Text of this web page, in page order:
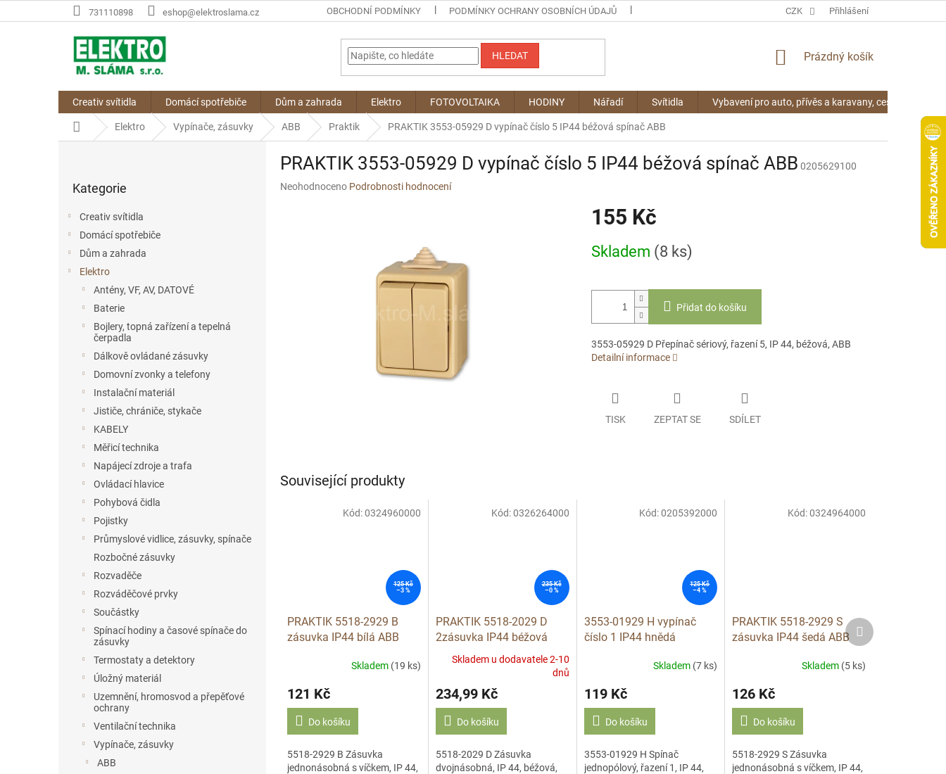
na
731110898 eshop@elektroslama.cz OBCHODNÍ PODMÍNKY PODMÍNKY OCHRANY OSOBNÍCH ÚDAJŮ CZK Přihlášení
HLEDAT
NÁKUPNÍ
Prázdný košík
Creativ svítidla Domácí spotřebiče Dům a zahrada Elektro FOTOVOLTAIKA HODINY Nářadí Svítidla Vybavení pro auto, přívěs a karavany, cestování
Domů Elektro Vypínače, zásuvky ABB Praktik PRAKTIK 3553-05929 D vypínač číslo 5 IP44 béžová spínač ABB
kategorie
Kategorie
Creativ svítidla
Domácí spotřebiče
Dům a zahrada
Elektro
Antény, VF, AV, DATOVÉ
Baterie
Bojlery, topná zařízení a tepelná
čerpadla
Dálkově ovládané zásuvky
Domovní zvonky a telefony
Instalační materiál
Jističe, chrániče, stykače
KABELY
Měřicí technika
Napájecí zdroje a trafa
Ovládací hlavice
Pohybová čidla
Pojistky
Průmyslové vidlice, zásuvky, spínače
Rozbočné zásuvky
Rozvaděče
Rozváděčové prvky
Součástky
Spínací hodiny a časové spínače do
zásuvky
Termostaty a detektory
Úložný materiál
Uzemnění, hromosvod a přepěťové
ochrany
Ventilační technika
Vypínače, zásuvky
ABB
PRAKTIK 3553-05929 D vypínač číslo 5 IP44 béžová spínač ABB 0205629100
Průměrné
Neohodnoceno Podrobnosti hodnocení
155 Kč
cena:
Skladem (8 ks)
Přidat do košíku
3553-05929 D Přepínač sériový, řazení 5, IP 44, béžová, ABB
Detailní informace
TISK ZEPTAT SE SDÍLET
Související produkty
125 Kč
–3 %
PRAKTIK 5518-2929 B
zásuvka IP44 bílá ABB
Skladem (19 ks)
121 Kč
Do košíku
5518-2929 B Zásuvka
jednonásobná s víčkem, IP 44,
Kód:0324960000
235 Kč
–0 %
PRAKTIK 5518-2029 D
2zásuvka IP44 béžová
ABB zásuvka 2-násobná
Skladem u dodavatele 2-10
dnů
234,99 Kč
Do košíku
5518-2029 D Zásuvka
dvojnásobná, IP 44, béžová,
Kód:0326264000
125 Kč
–4 %
3553-01929 H vypínač
číslo 1 IP44 hnědá
Skladem (7 ks)
119 Kč
Do košíku
3553-01929 H Spínač
jednopólový, řazení 1, IP 44,
Kód:0205392000
PRAKTIK 5518-2929 S
zásuvka IP44 šedá ABB
Skladem (5 ks)
126 Kč
Do košíku
5518-2929 S Zásuvka
jednonásobná s víčkem, IP 44,
Kód:0324964000
Další
produkt